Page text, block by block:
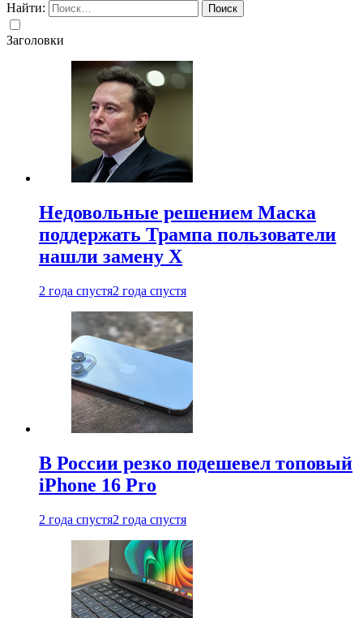
Найти:
Заголовки
Недовольные решением Маска
поддержать Трампа пользователи
нашли замену X
2 года спустя2 года спустя
В России резко подешевел топовый
iPhone 16 Pro
2 года спустя2 года спустя